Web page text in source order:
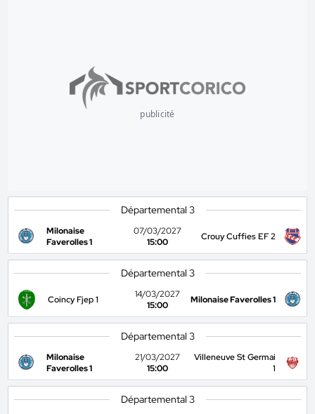
publicité
Départemental 3
Milonaise
Faverolles 1
07/03/2027
15:00
Crouy Cuffies EF 2
Départemental 3
Coincy Fjep 1
14/03/2027
15:00
Milonaise Faverolles 1
Départemental 3
Milonaise
Faverolles 1
21/03/2027
15:00
Villeneuve St Germai
1
Départemental 3